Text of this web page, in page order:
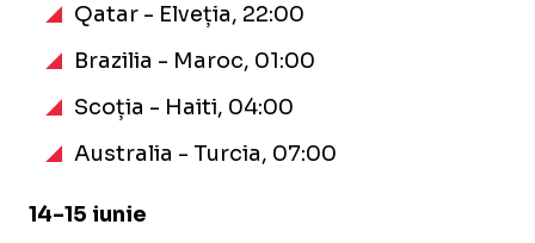
Qatar - Elveția, 22:00
Brazilia - Maroc, 01:00
Scoția - Haiti, 04:00
Australia - Turcia, 07:00
14-15 iunie